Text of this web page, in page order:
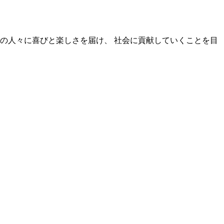
人々に喜びと楽しさを届け、 社会に貢献していくことを目